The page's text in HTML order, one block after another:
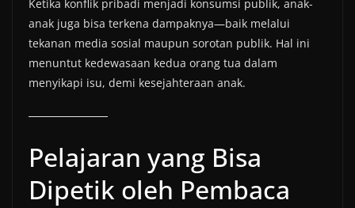
Ketika konflik pribadi menjadi konsumsi publik, anak-
anak juga bisa terkena dampaknya—baik melalui
tekanan media sosial maupun sorotan publik. Hal ini
menuntut kedewasaan kedua orang tua dalam
menyikapi isu, demi kesejahteraan anak.
Pelajaran yang Bisa
Dipetik oleh Pembaca